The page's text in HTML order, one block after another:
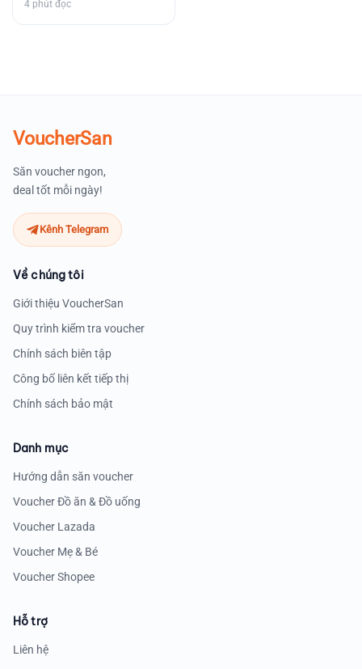
tiến, mang đến cho…
4 phút đọc
VoucherSan
Săn voucher ngon,
deal tốt mỗi ngày!
Kênh Telegram
Về chúng tôi
Giới thiệu VoucherSan
Quy trình kiểm tra voucher
Chính sách biên tập
Công bố liên kết tiếp thị
Chính sách bảo mật
Danh mục
Hướng dẫn săn voucher
Voucher Đồ ăn & Đồ uống
Voucher Lazada
Voucher Mẹ & Bé
Voucher Shopee
Hỗ trợ
Liên hệ